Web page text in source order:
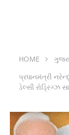
HOME
પ્રધાનમંત્રી
ડેલ્સી રોડ્રિગ્ઝ